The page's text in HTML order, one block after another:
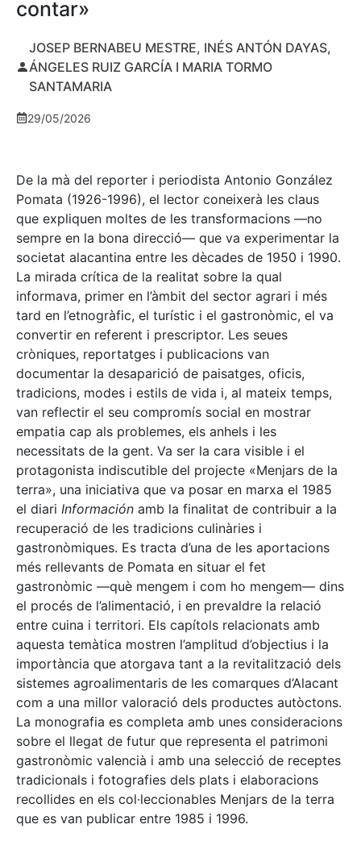
contar»
JOSEP BERNABEU MESTRE, INÉS ANTÓN DAYAS,
ÁNGELES RUIZ GARCÍA I MARIA TORMO
SANTAMARIA
29/05/2026
De la mà del reporter i periodista Antonio González
Pomata (1926-1996), el lector coneixerà les claus
que expliquen moltes de les transformacions —no
sempre en la bona direcció— que va experimentar la
societat alacantina entre les dècades de 1950 i 1990.
La mirada crítica de la realitat sobre la qual
informava, primer en l’àmbit del sector agrari i més
tard en l’etnogràfic, el turístic i el gastronòmic, el va
convertir en referent i prescriptor. Les seues
cròniques, reportatges i publicacions van
documentar la desaparició de paisatges, oficis,
tradicions, modes i estils de vida i, al mateix temps,
van reflectir el seu compromís social en mostrar
empatia cap als problemes, els anhels i les
necessitats de la gent. Va ser la cara visible i el
protagonista indiscutible del projecte «Menjars de la
terra», una iniciativa que va posar en marxa el 1985
el diari Información amb la finalitat de contribuir a la
recuperació de les tradicions culinàries i
gastronòmiques. Es tracta d’una de les aportacions
més rellevants de Pomata en situar el fet
gastronòmic —què mengem i com ho mengem— dins
el procés de l’alimentació, i en prevaldre la relació
entre cuina i territori. Els capítols relacionats amb
aquesta temàtica mostren l’amplitud d’objectius i la
importància que atorgava tant a la revitalització dels
sistemes agroalimentaris de les comarques d’Alacant
com a una millor valoració dels productes autòctons.
La monografia es completa amb unes consideracions
sobre el llegat de futur que representa el patrimoni
gastronòmic valencià i amb una selecció de receptes
tradicionals i fotografies dels plats i elaboracions
recollides en els col·leccionables Menjars de la terra
que es van publicar entre 1985 i 1996.